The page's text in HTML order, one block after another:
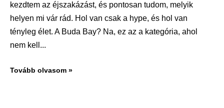
kezdtem az éjszakázást, és pontosan tudom, melyik
helyen mi vár rád. Hol van csak a hype, és hol van
tényleg élet. A Buda Bay? Na, ez az a kategória, ahol
nem kell
Tovább olvasom »